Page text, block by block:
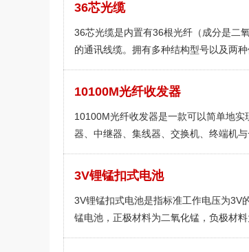
36芯光缆
36芯光缆是内置有36根光纤（成分是二
的通讯线缆。拥有多种结构型号以及两种
10100M光纤收发器
10100M光纤收发器是一款可以简单地实
器、中继器、集线器、交换机、终端机与
3V锂锰扣式电池
3V锂锰扣式电池是指标准工作电压为3V
锰电池，正极材料为二氧化锰，负极材料